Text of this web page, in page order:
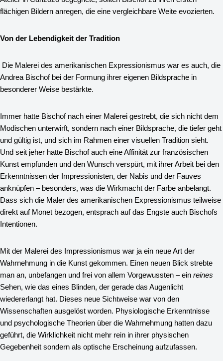
flächigen Bildern anregen, die eine vergleichbare Weite evozierten.
Von der Lebendigkeit der Tradition
Die Malerei des amerikanischen Expressionismus war es auch, die
Andrea Bischof bei der Formung ihrer eigenen Bildsprache in
besonderer Weise bestärkte.
Immer hatte Bischof nach einer Malerei gestrebt, die sich nicht dem
Modischen unterwirft, sondern nach einer Bildsprache, die tiefer geht
und gültig ist, und sich im Rahmen einer visuellen Tradition sieht.
Und seit jeher hatte Bischof auch eine Affinität zur französischen
Kunst empfunden und den Wunsch verspürt, mit ihrer Arbeit bei den
Erkenntnissen der Impressionisten, der Nabis und der Fauves
anknüpfen – besonders, was die Wirkmacht der Farbe anbelangt.
Dass sich die Maler des amerikanischen Expressionismus teilweise
direkt auf Monet bezogen, entsprach auf das Engste auch Bischofs
Intentionen.
Mit der Malerei des Impressionismus war ja ein neue Art der
Wahrnehmung in die Kunst gekommen. Einen neuen Blick strebte
man an, unbefangen und frei von allem Vorgewussten – ein reines
Sehen, wie das eines Blinden, der gerade das Augenlicht
wiedererlangt hat. Dieses neue Sichtweise war von den
Wissenschaften ausgelöst worden. Physiologische Erkenntnisse
und psychologische Theorien über die Wahrnehmung hatten dazu
geführt, die Wirklichkeit nicht mehr rein in ihrer physischen
Gegebenheit sondern als optische Erscheinung aufzufassen.